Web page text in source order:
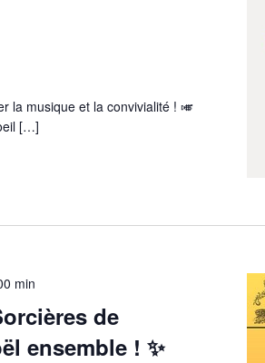
la musique et la convivialité ! 🎺
[…]
min
de
ensemble ! ✨